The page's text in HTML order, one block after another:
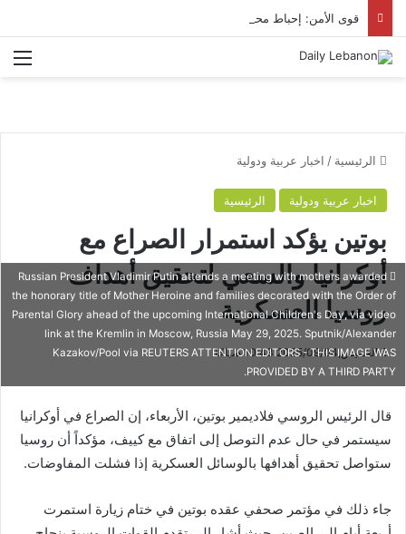
الرئيسية / اخبار عربية ودولية
اخبار عربية ودولية الرئيسية
بوتين يؤكد استمرار الصراع مع
أوكرانيا والسعي لتحقيق أهداف
روسيا العسكرية
الخميس,2025/09/04 10:43 صباحًا
Russian President Vladimir Putin attends a meeting with mothers awarded
the honorary title of Mother Heroine and families decorated with the Order of
Parental Glory ahead of the upcoming International Children's Day, via video
link at the Kremlin in Moscow, Russia May 29, 2025. Sputnik/Alexander
Kazakov/Pool via REUTERS ATTENTION EDITORS - THIS IMAGE WAS
PROVIDED BY A THIRD PARTY.
قال الرئيس الروسي فلاديمير بوتين، الأربعاء، إن الصراع في أوكرانيا
سيستمر في حال عدم التوصل إلى اتفاق مع كييف، مؤكداً أن روسيا
ستواصل تحقيق أهدافها بالوسائل العسكرية إذا فشلت المفاوضات.
جاء ذلك في مؤتمر صحفي عقده بوتين في ختام زيارة استمرت